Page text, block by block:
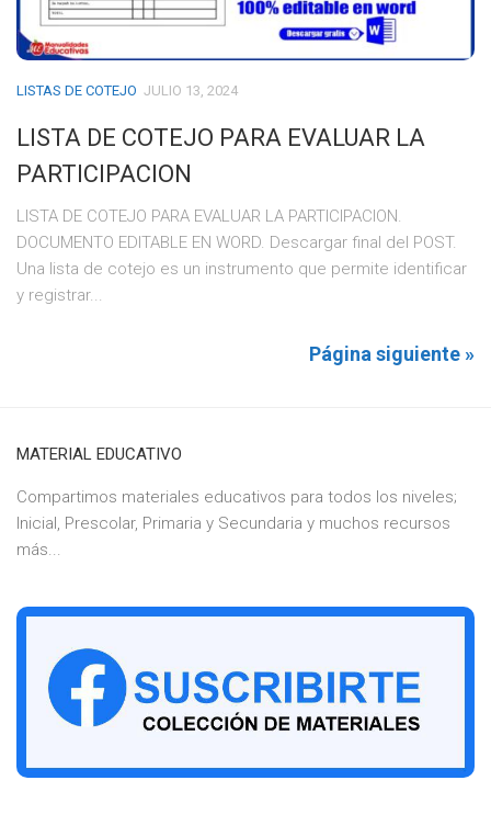
LISTAS DE COTEJO JULIO 13, 2024
LISTA DE COTEJO PARA EVALUAR LA
PARTICIPACION
LISTA DE COTEJO PARA EVALUAR LA PARTICIPACION.
DOCUMENTO EDITABLE EN WORD. Descargar final del POST.
Una lista de cotejo es un instrumento que permite identificar
y registrar...
Página siguiente »
MATERIAL EDUCATIVO
Compartimos materiales educativos para todos los niveles;
Inicial, Prescolar, Primaria y Secundaria y muchos recursos
más...